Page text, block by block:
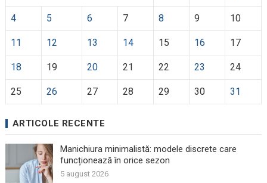
4 5 6 7 8 9 10
11 12 13 14 15 16 17
18 19 20 21 22 23 24
25 26 27 28 29 30 31
ARTICOLE RECENTE
Manichiura minimalistă: modele discrete care
funcționează în orice sezon
5 august 2026